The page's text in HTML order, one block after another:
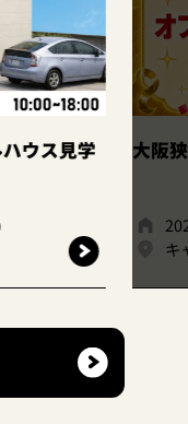
大阪狭山店｜フ
2026年7月1日(
キャンディハウ
この
終